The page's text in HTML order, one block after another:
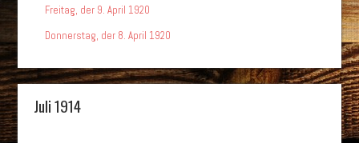
Freitag, der 9. April 1920
Donnerstag, der 8. April 1920
Juli 1914